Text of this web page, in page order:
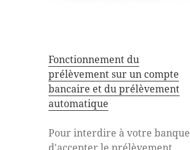
Fonctionnement du
prélèvement sur un compte
bancaire et du prélèvement
automatique
Pour interdire à votre banque